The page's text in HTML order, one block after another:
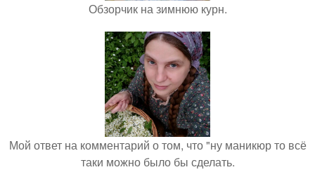
Обзорчик на зимнюю курн.
Мой ответ на комментарий о том, что "ну маникюр то всё
таки можно было бы сделать.